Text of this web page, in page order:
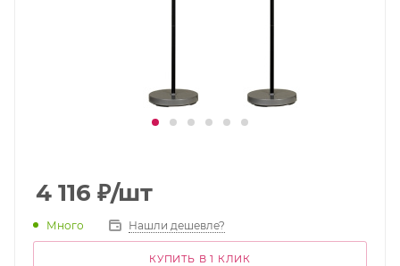
4 116 ₽/шт
Много Нашли дешевле?
КУПИТЬ В 1 КЛИК